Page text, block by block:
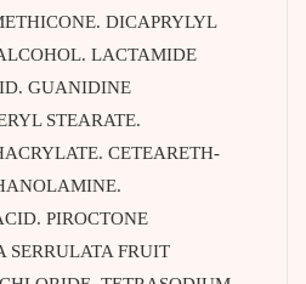
DICAPRYLYL
LACTAMIDE
GUANIDINE
STEARATE.
CETEARETH-
PIROCTONE
SERRULATA FRUIT